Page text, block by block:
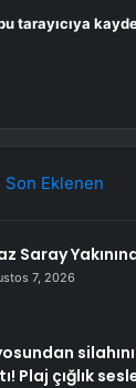
tarayıcıya
Son Eklenen
Saray
7, 2026
Plaj çığlık